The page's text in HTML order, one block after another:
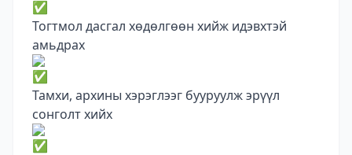
Тогтмол дасгал хөдөлгөөн хийж идэвхтэй
амьдрах
Тамхи, архины хэрэглээг бууруулж эрүүл
сонголт хийх